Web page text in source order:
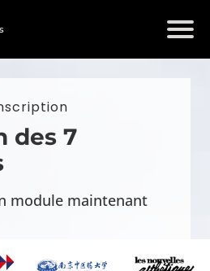
des 7
module maintenant